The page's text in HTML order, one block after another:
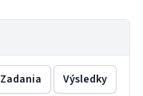
Zadania Výsledky